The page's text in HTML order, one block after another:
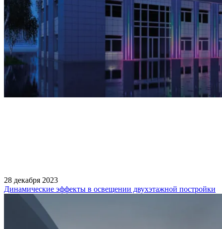
28 декабря 2023
Динамические эффекты в освещении двухэтажной постройки